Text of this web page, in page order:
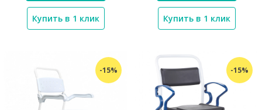
Купить в 1 клик Купить в 1 клик
-15% -15%